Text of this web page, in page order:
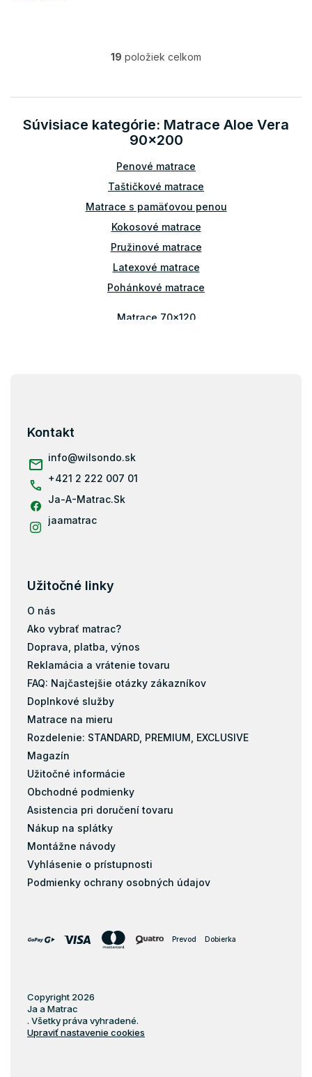
O
á
a
c
e
p
r
v
k
y
v
ý
p
i
u
19 položiek celkom
Súvisiace kategórie: Matrace Aloe Vera
90x200
Penové matrace
Taštičkové matrace
Matrace s pamäťovou penou
Kokosové matrace
Pružinové matrace
Latexové matrace
Pohánkové matrace
Matrace 70x120
Matrace 80x184
Matrace 80x190
Matrace 90x190
Matrace 200x180
Matrace 200x200
Matrace 120x184
Latex
Pohánkové matrace
pohankove-matrace
Pružiny
Kontakt
info@wilsondo.sk
+421 2 222 007 01
Ja-A-Matrac.Sk
jaamatrac
Užitočné linky
O nás
Ako vybrať matrac?
Doprava, platba, výnos
Reklamácia a vrátenie tovaru
FAQ: Najčastejšie otázky zákazníkov
Doplnkové služby
Matrace na mieru
Rozdelenie: STANDARD, PREMIUM, EXCLUSIVE
Magazín
Užitočné informácie
Obchodné podmienky
Asistencia pri doručení tovaru
Nákup na splátky
Montážne návody
Vyhlásenie o prístupnosti
Podmienky ochrany osobných údajov
Prevod Dobierka
Copyright 2026
Ja a Matrac
. Všetky práva vyhradené.
Upraviť nastavenie cookies